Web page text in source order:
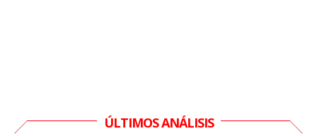
ÚLTIMOS ANÁLISIS